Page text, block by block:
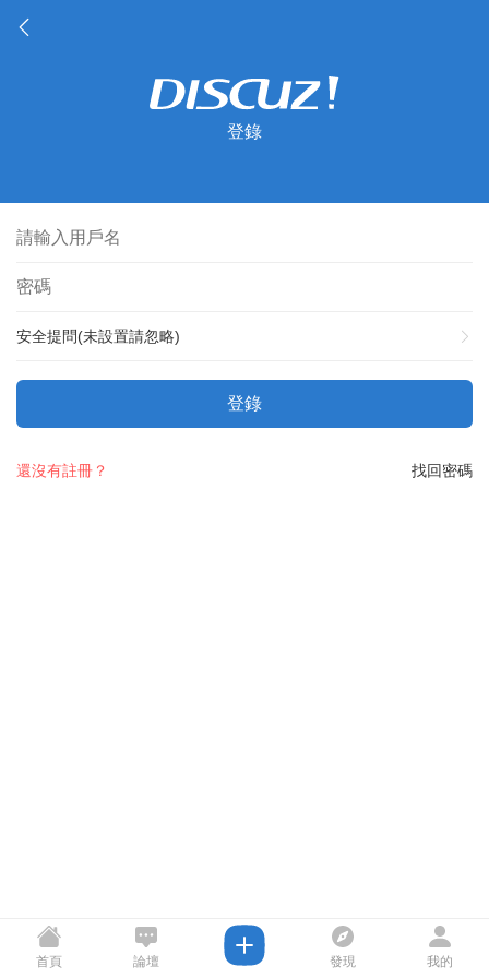
登錄
安全提問(未設置請忽略)
登錄
找回密碼
還沒有註冊？
首頁 論壇 發現 我的